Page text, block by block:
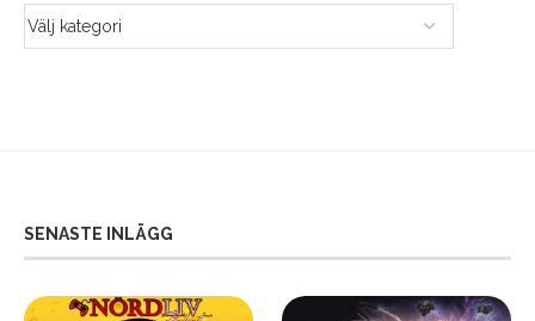
SENASTE INLÄGG